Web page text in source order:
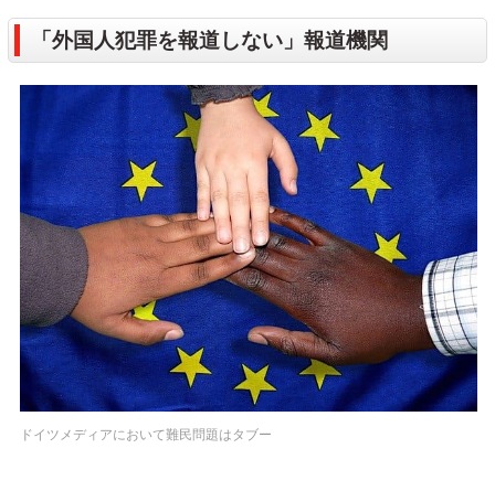
「外国人犯罪を報道しない」報道機関
ドイツメディアにおいて難民問題はタブー